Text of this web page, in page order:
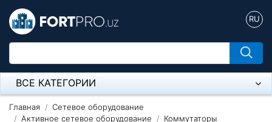
RU
ВСЕ КАТЕГОРИИ
Микрофон
Главная
Сетевое оборудование
Активное сетевое оборудование
Коммутаторы